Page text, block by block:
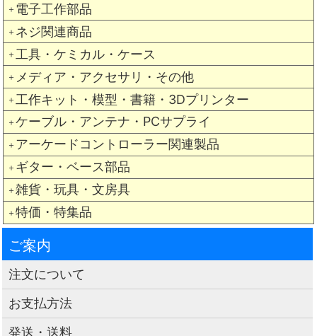
＋ 電子工作部品
＋ ネジ関連商品
＋ 工具・ケミカル・ケース
＋ メディア・アクセサリ・その他
＋ 工作キット・模型・書籍・3Dプリンター
＋ ケーブル・アンテナ・PCサプライ
＋ アーケードコントローラー関連製品
＋ ギター・ベース部品
＋ 雑貨・玩具・文房具
＋ 特価・特集品
ご案内
注文について
お支払方法
発送・送料